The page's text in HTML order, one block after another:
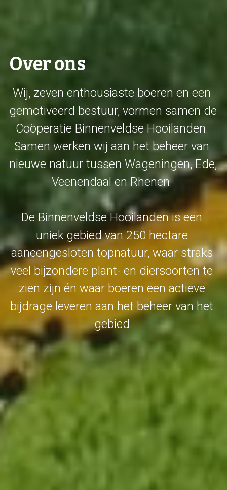
Over ons
Wij, zeven enthousiaste boeren en een
gemotiveerd bestuur, vormen samen de
Coöperatie Binnenveldse Hooilanden.
Samen werken wij aan het beheer van
nieuwe natuur tussen Wageningen, Ede,
Veenendaal en Rhenen.
De Binnenveldse Hooilanden is een
uniek gebied van 250 hectare
aaneengesloten topnatuur, waar straks
veel bijzondere plant- en diersoorten te
zien zijn én waar boeren een actieve
bijdrage leveren aan het beheer van het
gebied.